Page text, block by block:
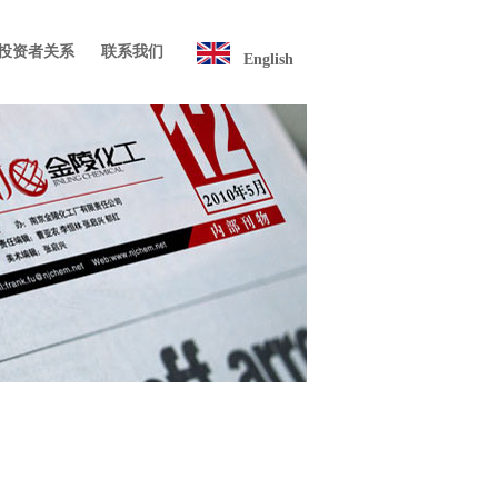
资者关系 联系我们 English